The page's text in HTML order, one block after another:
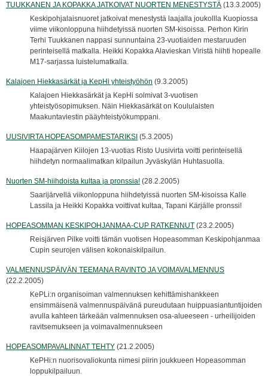
TUUKKANEN JA KOPAKKA JATKOIVAT NUORTEN MENESTYSTÄ (13.3.2005)
Keskipohjalaisnuoret jatkoivat menestystä laajalla joukollla Kuopiossa
viime viikonloppuna hiihdetyissä nuorten SM-kisoissa. Perhon Kirin
Terhi Tuukkanen nappasi sunnuntaina 23-vuotiaiden mestaruuden
perinteisellä matkalla. Heikki Kopakka Alavieskan Viristä hiihti hopealle
M17-sarjassa luistelumatkalla.
Kalajoen Hiekkasärkät ja KepHi yhteistyöhön (9.3.2005)
Kalajoen Hiekkasärkät ja KepHi solmivat 3-vuotisen
yhteistyösopimuksen. Näin Hiekkasärkät on Koululaisten
Maakuntaviestin pääyhteistyökumppani.
UUSIVIRTA HOPEASOMPAMESTARIKSI (5.3.2005)
Haapajärven Kiilojen 13-vuotias Risto Uusivirta voitti perinteisellä
hiihdetyn normaalimatkan kilpailun Jyväskylän Huhtasuolla.
Nuorten SM-hiihdoista kultaa ja pronssia! (28.2.2005)
Saarijärvellä viikonloppuna hiihdetyissä nuorten SM-kisoissa Kalle
Lassila ja Heikki Kopakka voittivat kultaa, Tapani Kärjälle pronssi!
HOPEASOMMAN KESKIPOHJANMAA-CUP RATKENNUT (23.2.2005)
Reisjärven Pilke voitti tämän vuotisen Hopeasomman Keskipohjanmaa
Cupin seurojen välisen kokonaiskilpailun.
VALMENNUSPÄIVÄN TEEMANA RAVINTO JA VOIMAVALMENNUS
(22.2.2005)
KePLi:n organisoiman valmennuksen kehittämishankkeen
ensimmäisenä valmennuspäivänä pureudutaan huippuasiantuntijoiden
avulla kahteen tärkeään valmennuksen osa-alueeseen - urheilijoiden
ravitsemukseen ja voimavalmennukseen
HOPEASOMPAVALINNAT TEHTY (21.2.2005)
KePHi:n nuorisovaliokunta nimesi piirin joukkueen Hopeasomman
loppukilpailuun.